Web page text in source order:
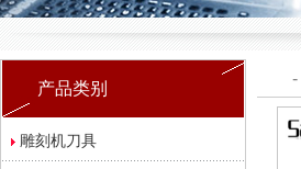
产品类别
雕刻机刀具
-